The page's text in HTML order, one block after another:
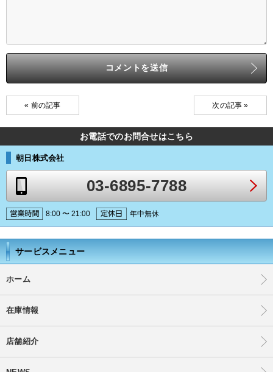
« 前の記事 次の記事 »
お電話でのお問合せはこちら
朝日株式会社
03-6895-7788
8:00 〜 21:00 年中無休
サービスメニュー
ホーム
在庫情報
店舗紹介